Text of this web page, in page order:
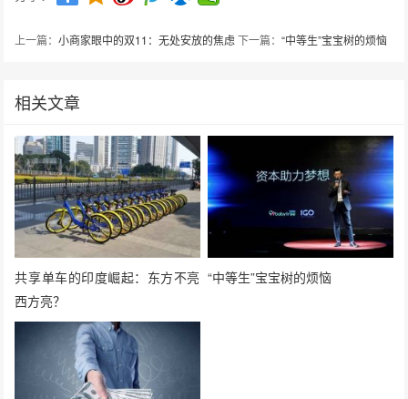
上一篇：小商家眼中的双11：无处安放的焦虑 下一篇：“中等生”宝宝树的烦恼
相关文章
共享单车的印度崛起：东方不亮
西方亮？
“中等生”宝宝树的烦恼